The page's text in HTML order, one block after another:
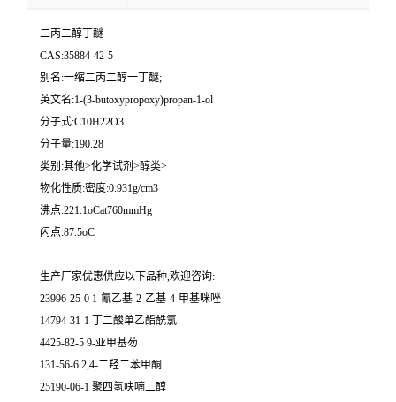
二丙二醇丁醚
CAS:35884-42-5
别名:一缩二丙二醇一丁醚;
英文名:1-(3-butoxypropoxy)propan-1-ol
分子式:C10H22O3
分子量:190.28
类别:其他>化学试剂>醇类>
物化性质:密度:0.931g/cm3
沸点:221.1oCat760mmHg
闪点:87.5oC
生产厂家优惠供应以下品种,欢迎咨询:
23996-25-0 1-氰乙基-2-乙基-4-甲基咪唑
14794-31-1 丁二酸单乙酯酰氯
4425-82-5 9-亚甲基芴
131-56-6 2,4-二羟二苯甲酮
25190-06-1 聚四氢呋喃二醇